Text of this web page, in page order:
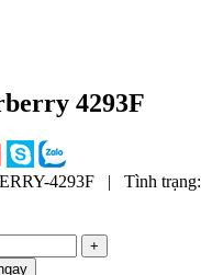
4293F
4293F | Tình trạng:
+